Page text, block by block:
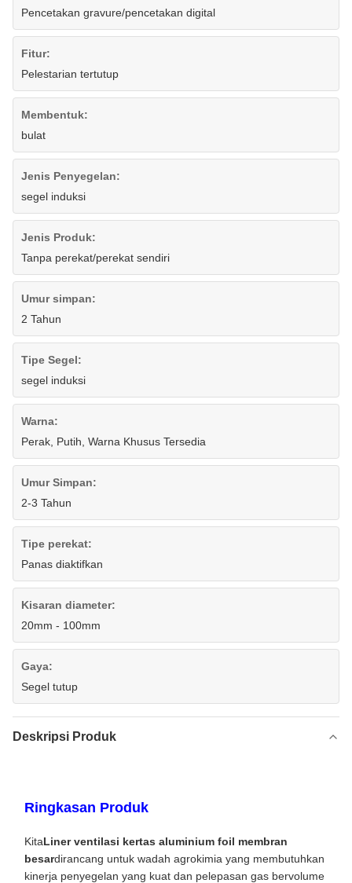
Pencetakan gravure/pencetakan digital
Fitur:
Pelestarian tertutup
Membentuk:
bulat
Jenis Penyegelan:
segel induksi
Jenis Produk:
Tanpa perekat/perekat sendiri
Umur simpan:
2 Tahun
Tipe Segel:
segel induksi
Warna:
Perak, Putih, Warna Khusus Tersedia
Umur Simpan:
2-3 Tahun
Tipe perekat:
Panas diaktifkan
Kisaran diameter:
20mm - 100mm
Gaya:
Segel tutup
Deskripsi Produk
Ringkasan Produk
KitaLiner ventilasi kertas aluminium foil membran
besardirancang untuk wadah agrokimia yang membutuhkan
kinerja penyegelan yang kuat dan pelepasan gas bervolume